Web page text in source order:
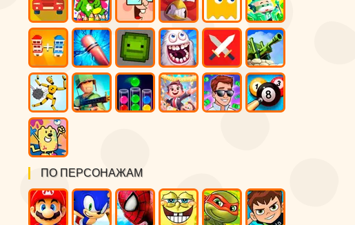
ПО ПЕРСОНАЖАМ